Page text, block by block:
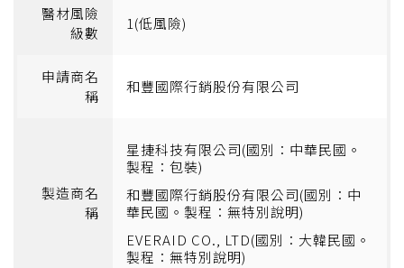
醫材風險
級數
1(低風險)
申請商名
稱
和豐國際行銷股份有限公司
製造商名
稱
星捷科技有限公司(國別：中華民國。
製程：包裝)
和豐國際行銷股份有限公司(國別：中
華民國。製程：無特別說明)
EVERAID CO., LTD(國別：大韓民國。
製程：無特別說明)